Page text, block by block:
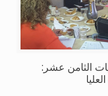
الثامن عشر: